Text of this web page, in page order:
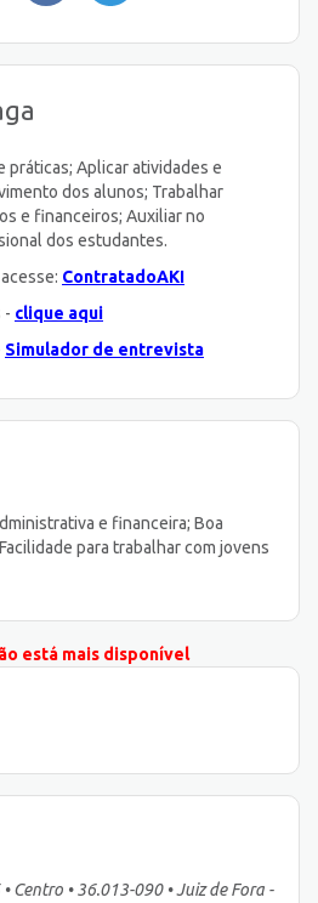
práticas; Aplicar atividades e
dos alunos; Trabalhar
e financeiros; Auxiliar no
dos estudantes.
ContratadoAKI
- clique aqui
Simulador de entrevista
e financeira; Boa
para trabalhar com jovens
está mais disponível
Centro • 36.013-090 • Juiz de Fora -